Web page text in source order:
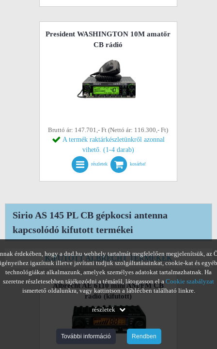
President WASHINGTON 10M amatőr
CB rádió
Bruttó ár: 147.701,- Ft (Nettó ár: 116.300,- Ft)
A termék raktárkészletünkről azonnal
vihető. (1-4 darab)
részletek kosárba!
Sirio AS 145 PL CB gépkocsi antenna
kapcsolódó kifutott termékei
KIFUTOTT ALBRECHT TERMÉKEK
Albrecht AE 6110 mini AM/FM CB
rádió (kifutott)
érdekében, hogy a dnd.hu webhely tartalmát megfelelően megjelenítsük, az
igényeihez igazítsuk illetve javítani tudjuk szolgáltatásainkat, cookie-kat és egyéb
technológiákat alkalmazunk, amelyek személyes adatokat tartalmazhatnak. Ha
szeretne részletesebben tájékozódni a témáról, látogasson el a Cookie szabályzat
ismertető oldalunkra, vagy kattintson a láblécben található linkre.
részletek
További információ Rendben